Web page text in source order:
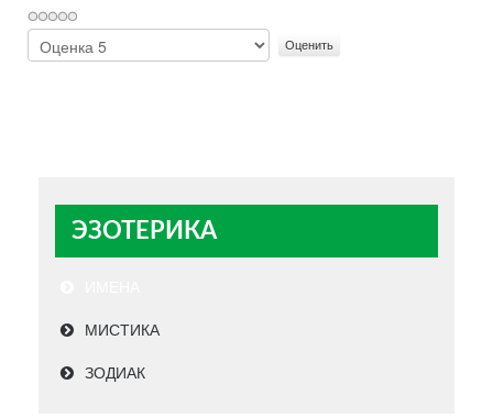
Пожалуйста,
ЭЗОТЕРИКА
МИСТИКА
ЗОДИАК